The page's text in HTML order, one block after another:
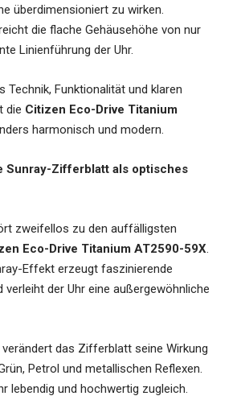
überdimensioniert zu wirken.
die flache Gehäusehöhe von nur
Linienführung der Uhr.
Technik, Funktionalität und klaren
die Citizen Eco-Drive Titanium
harmonisch und modern.
Sunray-Zifferblatt als optisches
zweifellos zu den auffälligsten
Eco-Drive Titanium AT2590-59X
Effekt erzeugt faszinierende
verleiht der Uhr eine außergewöhnliche
das Zifferblatt seine Wirkung
Petrol und metallischen Reflexen.
lebendig und hochwertig zugleich.